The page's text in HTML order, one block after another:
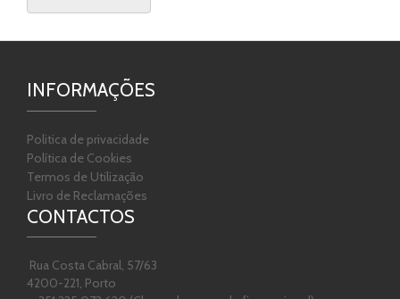
INFORMAÇÕES
Politica de privacidade
Política de Cookies
Termos de Utilização
Livro de Reclamações
CONTACTOS
Rua Costa Cabral, 57/63
4200-221, Porto